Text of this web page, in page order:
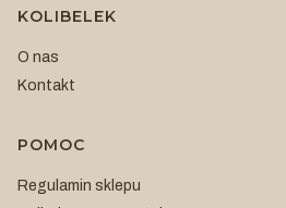
Linki w stopce
KOLIBELEK
O nas
Kontakt
POMOC
Regulamin sklepu